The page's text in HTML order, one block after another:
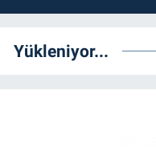
Yükleniyor...